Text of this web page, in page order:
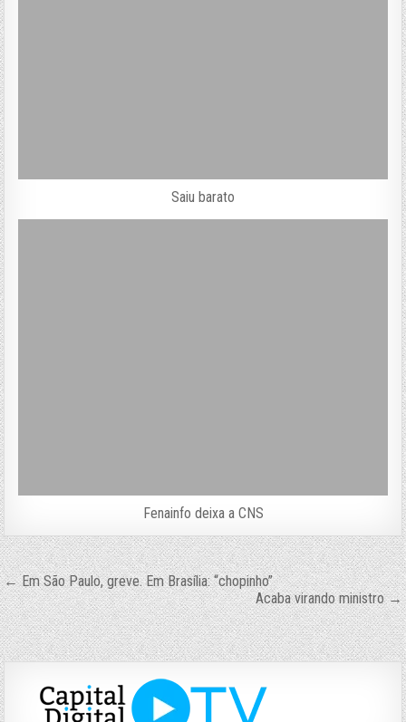
Saiu barato
Fenainfo deixa a CNS
Navegação
de
Post
← Em São Paulo, greve. Em Brasília: “chopinho”
Acaba virando ministro →